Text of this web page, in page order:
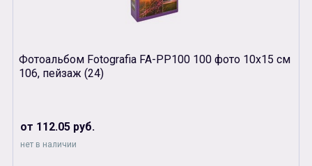
Фотоальбом Fotografia FA-PP100 100 фото 10х15 см
106, пейзаж (24)
от 112.05 руб.
нет в наличии